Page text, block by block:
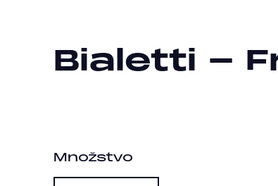
Bialetti -
Množstvo